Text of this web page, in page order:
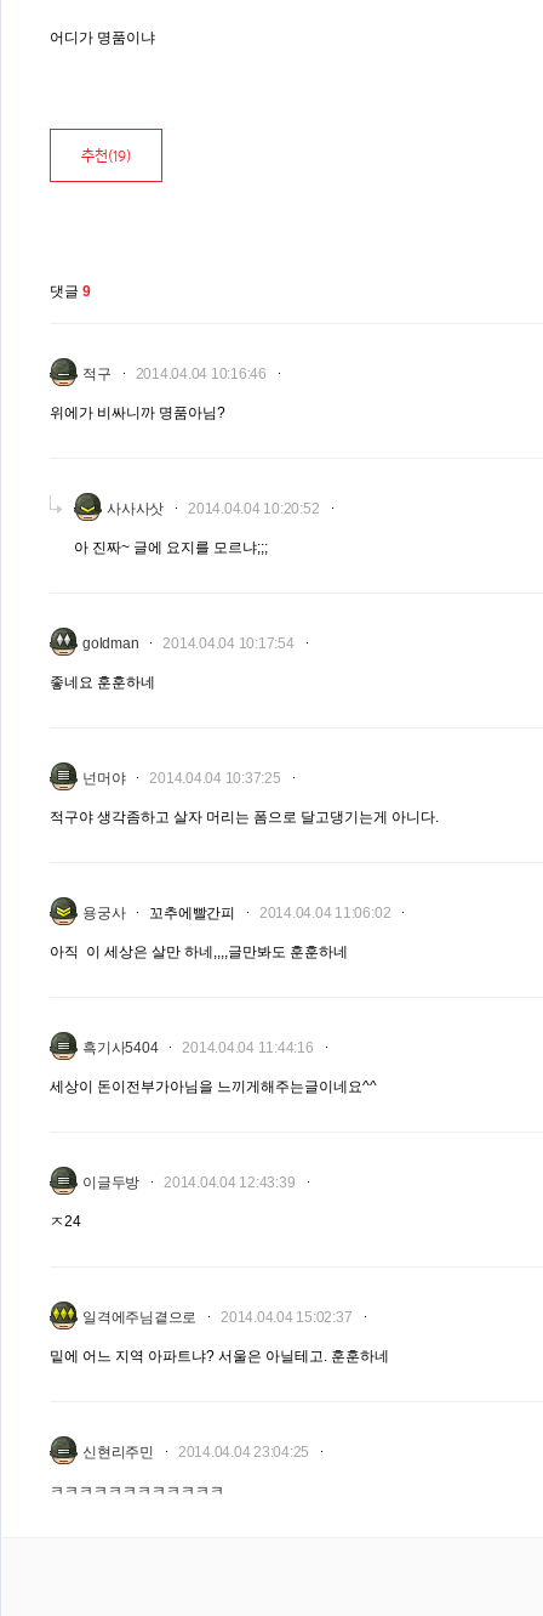
어디가 명품이냐
추천(19)
댓글 9
적구 2014.04.04 10:16:46
위에가 비싸니까 명품아님?
사사사삿 2014.04.04 10:20:52
아 진짜~ 글에 요지를 모르냐;;;
goldman 2014.04.04 10:17:54
좋네요 훈훈하네
넌머야 2014.04.04 10:37:25
적구야 생각좀하고 살자 머리는 폼으로 달고댕기는게 아니다.
용궁사 꼬추에빨간피 2014.04.04 11:06:02
아직 이 세상은 살만 하네,,,,글만봐도 훈훈하네
흑기사5404 2014.04.04 11:44:16
세상이 돈이전부가아님을 느끼게해주는글이네요^^
이글두방 2014.04.04 12:43:39
ㅈ24
일격에주님곁으로 2014.04.04 15:02:37
밑에 어느 지역 아파트냐? 서울은 아닐테고. 훈훈하네
신현리주민 2014.04.04 23:04:25
ㅋㅋㅋㅋㅋㅋㅋㅋㅋㅋㅋㅋ